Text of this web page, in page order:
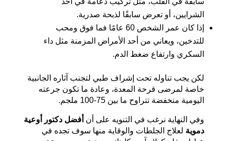
الشرايين، أو تعرض سابقًا لذبحة صدرية.
إذا كان عمر الشخص 60 عامًا فما فوق ومحب
للتدخين، ويعاني من أحد الأمراض المزمنة مثل داء
السكري وارتفاع ضغط الدم.
لكن يجب تناوله تحت إشراف طبي لتجنب آثاره الجانبية
خاصة لمرضى قرحة المعدة، وعادة ما تكون جرعته
اليومية منخفضة تتراوح ما بين 75-100 ملجم.
وفي النهاية نرغب في التنويه على أن أفضل دكتور أوعية
دموية لعلاج الجلطات والوقاية منها سوف تجده في